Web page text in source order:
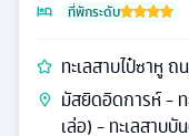
ที่พักระดับ
ทะเลสาบไป๋ซาหู
มัสยิดอิดการห์ - ท
เล่อ) - ทะเลสาบ